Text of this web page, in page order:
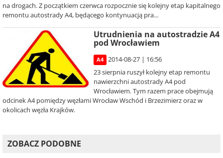
na drogach. Z początkiem czerwca rozpocznie się kolejny etap kapitalnego
remontu autostrady A4, będącego kontynuacją pra...
Utrudnienia na autostradzie A4
pod Wrocławiem
A4
2014-08-27 | 16:56
23 sierpnia ruszył kolejny etap remontu
nawierzchni autostrady A4 pod
Wrocławiem. Tym razem prace obejmują
odcinek A4 pomiędzy węzłami Wrocław Wschód i Brzezimierz oraz w
okolicach węzła Krajków.
ZOBACZ PODOBNE